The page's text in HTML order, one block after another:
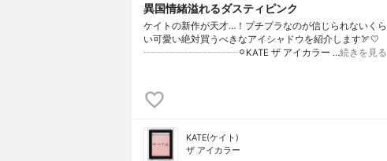
異国情緒溢れるダスティピンク
ケイトの新作が天才…！プチプラなのが信じられないくら
い可愛い絶対買うべきなアイシャドウを紹介します🏹🤍
┈┈┈┈┈┈┈┈┈┈⚪︎KATE ザ アイカラー …続きを見る
KATE(ケイト)
ザ アイカラー